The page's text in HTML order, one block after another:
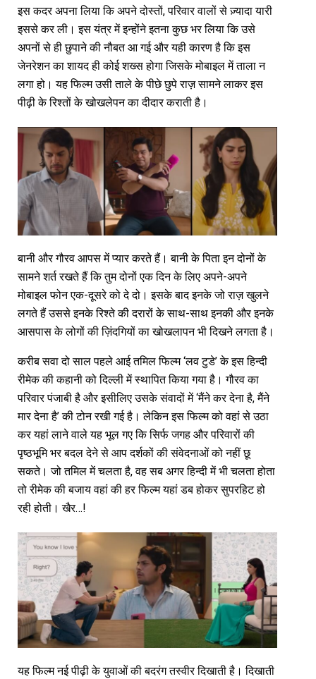
इस कदर अपना लिया कि अपने दोस्तों, परिवार वालों से ज़्यादा यारी
इससे कर ली। इस यंत्र में इन्होंने इतना कुछ भर लिया कि उसे
अपनों से ही छुपाने की नौबत आ गई और यही कारण है कि इस
जेनरेशन का शायद ही कोई शख्स होगा जिसके मोबाइल में ताला न
लगा हो। यह फिल्म उसी ताले के पीछे छुपे राज़ सामने लाकर इस
पीढ़ी के रिश्तों के खोखलेपन का दीदार कराती है।
बानी और गौरव आपस में प्यार करते हैं। बानी के पिता इन दोनों के
सामने शर्त रखते हैं कि तुम दोनों एक दिन के लिए अपने-अपने
मोबाइल फोन एक-दूसरे को दे दो। इसके बाद इनके जो राज़ खुलने
लगते हैं उससे इनके रिश्ते की दरारों के साथ-साथ इनकी और इनके
आसपास के लोगों की ज़िंदगियों का खोखलापन भी दिखने लगता है।
करीब सवा दो साल पहले आई तमिल फिल्म ‘लव टुडे’ के इस हिन्दी
रीमेक की कहानी को दिल्ली में स्थापित किया गया है। गौरव का
परिवार पंजाबी है और इसीलिए उसके संवादों में ‘मैंने कर देना है, मैंने
मार देना है’ की टोन रखी गई है। लेकिन इस फिल्म को वहां से उठा
कर यहां लाने वाले यह भूल गए कि सिर्फ जगह और परिवारों की
पृष्ठभूमि भर बदल देने से आप दर्शकों की संवेदनाओं को नहीं छू
सकते। जो तमिल में चलता है, वह सब अगर हिन्दी में भी चलता होता
तो रीमेक की बजाय वहां की हर फिल्म यहां डब होकर सुपरहिट हो
रही होती। खैर…!
यह फिल्म नई पीढ़ी के युवाओं की बदरंग तस्वीर दिखाती है। दिखाती